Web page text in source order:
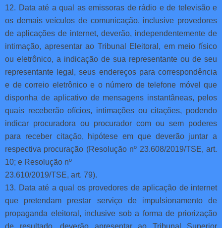
12. Data até a qual as emissoras de rádio e de televisão e
os demais veículos de comunicação, inclusive provedores
de aplicações de internet, deverão, independentemente de
intimação, apresentar ao Tribunal Eleitoral, em meio físico
ou eletrônico, a indicação de sua representante ou de seu
representante legal, seus endereços para correspondência
e de correio eletrônico e o número de telefone móvel que
disponha de aplicativo de mensagens instantâneas, pelos
quais receberão ofícios, intimações ou citações, podendo
indicar procuradora ou procurador com ou sem poderes
para receber citação, hipótese em que deverão juntar a
respectiva procuração (Resolução nº 23.608/2019/TSE, art.
10; e Resolução nº
23.610/2019/TSE, art. 79).
13. Data até a qual os provedores de aplicação de internet
que pretendam prestar serviço de impulsionamento de
propaganda eleitoral, inclusive sob a forma de priorização